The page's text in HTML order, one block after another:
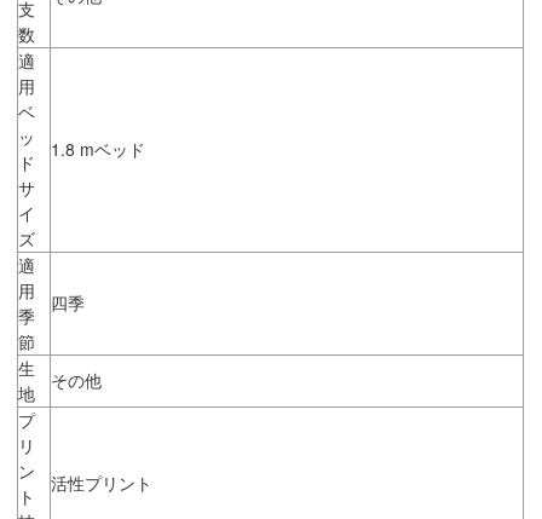
支
数
適
用
ベ
ッ
ド
サ
イ
ズ
1.8 mベッド
適
用
季
節
四季
生
地
その他
プ
リ
ン
ト
活性プリント